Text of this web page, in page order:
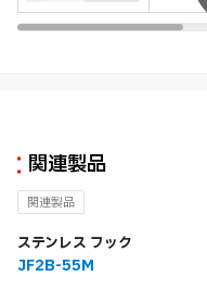
関連製品
関連製品
ステンレス フック
JF2B-55M